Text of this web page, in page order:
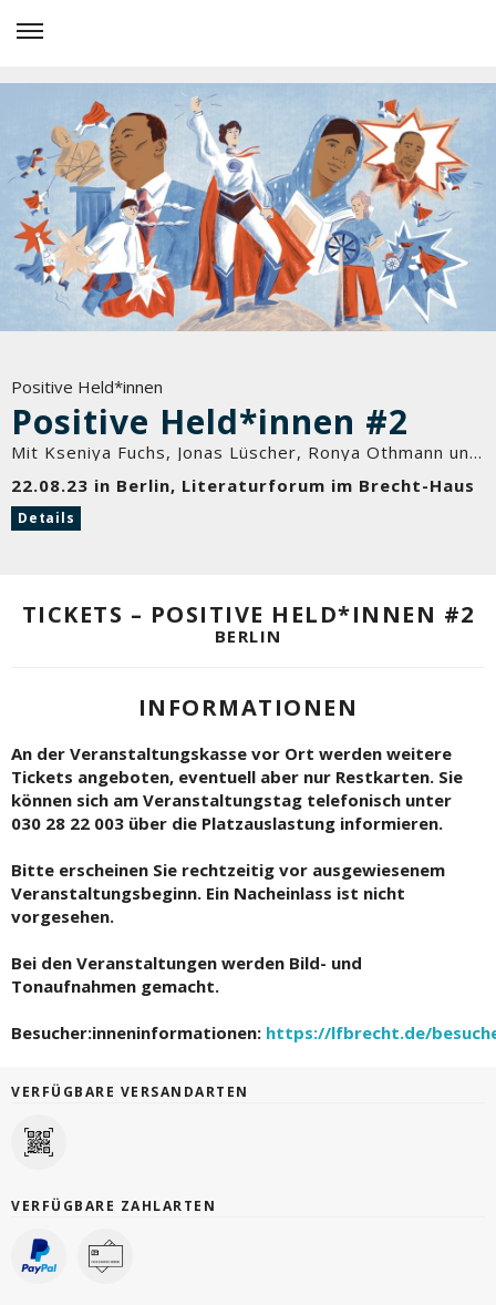
Positive Held*innen
Positive Held*innen #2
Mit Kseniya Fuchs, Jonas Lüscher, Ronya Othmann und Anne Hahn
22.08.23 in Berlin, Literaturforum im Brecht-Haus
Details
TICKETS – POSITIVE HELD*INNEN #2
BERLIN
INFORMATIONEN
An der Veranstaltungskasse vor Ort werden weitere
Tickets angeboten, eventuell aber nur Restkarten. Sie
können sich am Veranstaltungstag telefonisch unter
030 28 22 003 über die Platzauslastung informieren.
Bitte erscheinen Sie rechtzeitig vor ausgewiesenem
Veranstaltungsbeginn. Ein Nacheinlass ist nicht
vorgesehen.
Bei den Veranstaltungen werden Bild- und
Tonaufnahmen gemacht.
Besucher:inneninformationen: https://lfbrecht.de/
VERFÜGBARE VERSANDARTEN
VERFÜGBARE ZAHLARTEN